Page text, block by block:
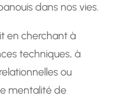
dans nos vies.
en cherchant à
techniques, à
ou
mentalité de